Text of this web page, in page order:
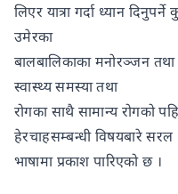
लिएर यात्रा गर्दा ध्यान
उमेरका
बालबालिकाका मनोरञ्जन
स्वास्थ्य समस्या तथा
रोगका साथै सामान्य रोगको
हेरचाहसम्बन्धी विषयबारे सरल
भाषामा प्रकाश पारिएको छ ।